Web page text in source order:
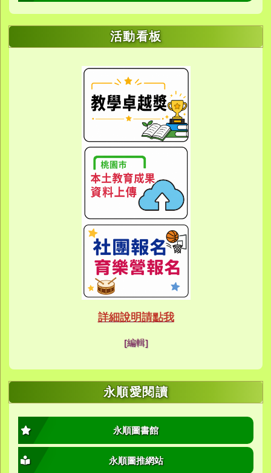
活動看板
link to https://
link to https://
link to https://
link to https://sites.google.com/
link to https://sites.google.com/
link to https://
link to https://
link to https://
link to https://
link to https://
link to https://10000.gov.tw/
link to https://
link to https://
link to https://
link to https://
link to https://
link to https://
link to https://
link to https://
link to https://
link to https://
link to https://
link to https://
link to https://
link to https://
link to https://
link to https://
link to https://
link to https://
link to https://
link to https://
link to https://
link to https://
link to https://
link to https://
link to https://
link to https://
link to https://
link to https://
link to https://
link to https://
link to https://
link to https://
link to https://
link to https://
link to https://
link to https://
link to https://
link to https://
link to https://
link to https://
link to https://
link to https://
link to https://
link to https://
link to https://
link to https://
link to https://
link to https://
link to https://
link to https://
link to https://
link to https://
link to https://
link to https://
link to https://
link to https://
link to https://
link to https://
link to https://
link to https://
ink to https://forms.gle/
詳細說明請點我
link to https://
[編輯]
永順愛閱讀
永順圖書館
永順圖推網站